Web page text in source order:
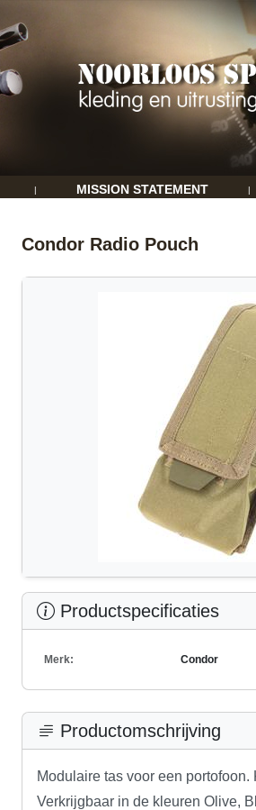
| MISSION STATEMENT |
Condor Radio Pouch
Productspecificaties
Merk: Condor
Productomschrijving
Modulaire tas voor een
Verkrijgbaar in de kleuren Olive,